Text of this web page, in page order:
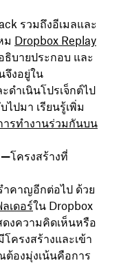
รวมถึงอีเมลและ
ม Dropbox Replay
บายประกอบ และ
จึงอยู่ใน
ดำเนินโปรเจ็กต์ไป
ไปมา เรียนรู้เพิ่ม
ารทำงานร่วมกันบน
โครงสร้างที่
คาญอีกต่อไป ด้วย
เดอร์ใน Dropbox
งความคิดเห็นหรือ
ครงสร้างและเข้า
ต้องมุ่งเน้นคือการ